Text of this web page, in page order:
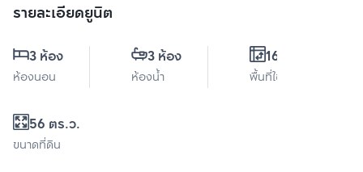
รายละเอียดยูนิต
3 ห้อง
ห้องนอน
3 ห้อง
ห้องน้ำ
169 ตร.ม.
พื้นที่ใช้สอย
56 ตร.ว.
ขนาดที่ดิน